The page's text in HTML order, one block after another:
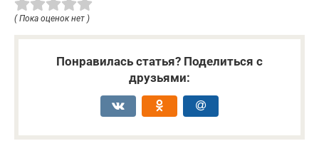
( Пока оценок нет )
Понравилась статья? Поделиться с
друзьями: